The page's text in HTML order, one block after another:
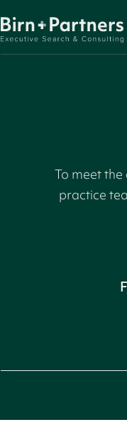
To meet
practice